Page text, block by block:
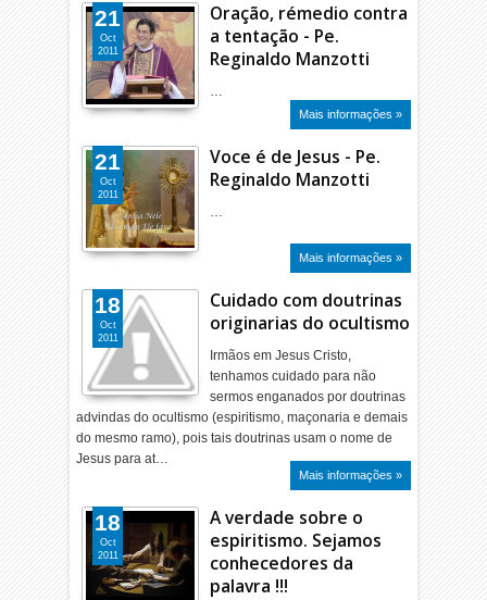
Oração, rémedio contra
a tentação - Pe.
Reginaldo Manzotti
…
Mais informações »
21
Oct
2011
Voce é de Jesus - Pe.
Reginaldo Manzotti
…
Mais informações »
21
Oct
2011
Cuidado com doutrinas
originarias do ocultismo
Irmãos em Jesus Cristo,
tenhamos cuidado para não
sermos enganados por doutrinas
advindas do ocultismo (espiritismo, maçonaria e demais
do mesmo ramo), pois tais doutrinas usam o nome de
Jesus para at…
Mais informações »
18
Oct
2011
A verdade sobre o
espiritismo. Sejamos
conhecedores da
palavra !!!
18
Oct
2011